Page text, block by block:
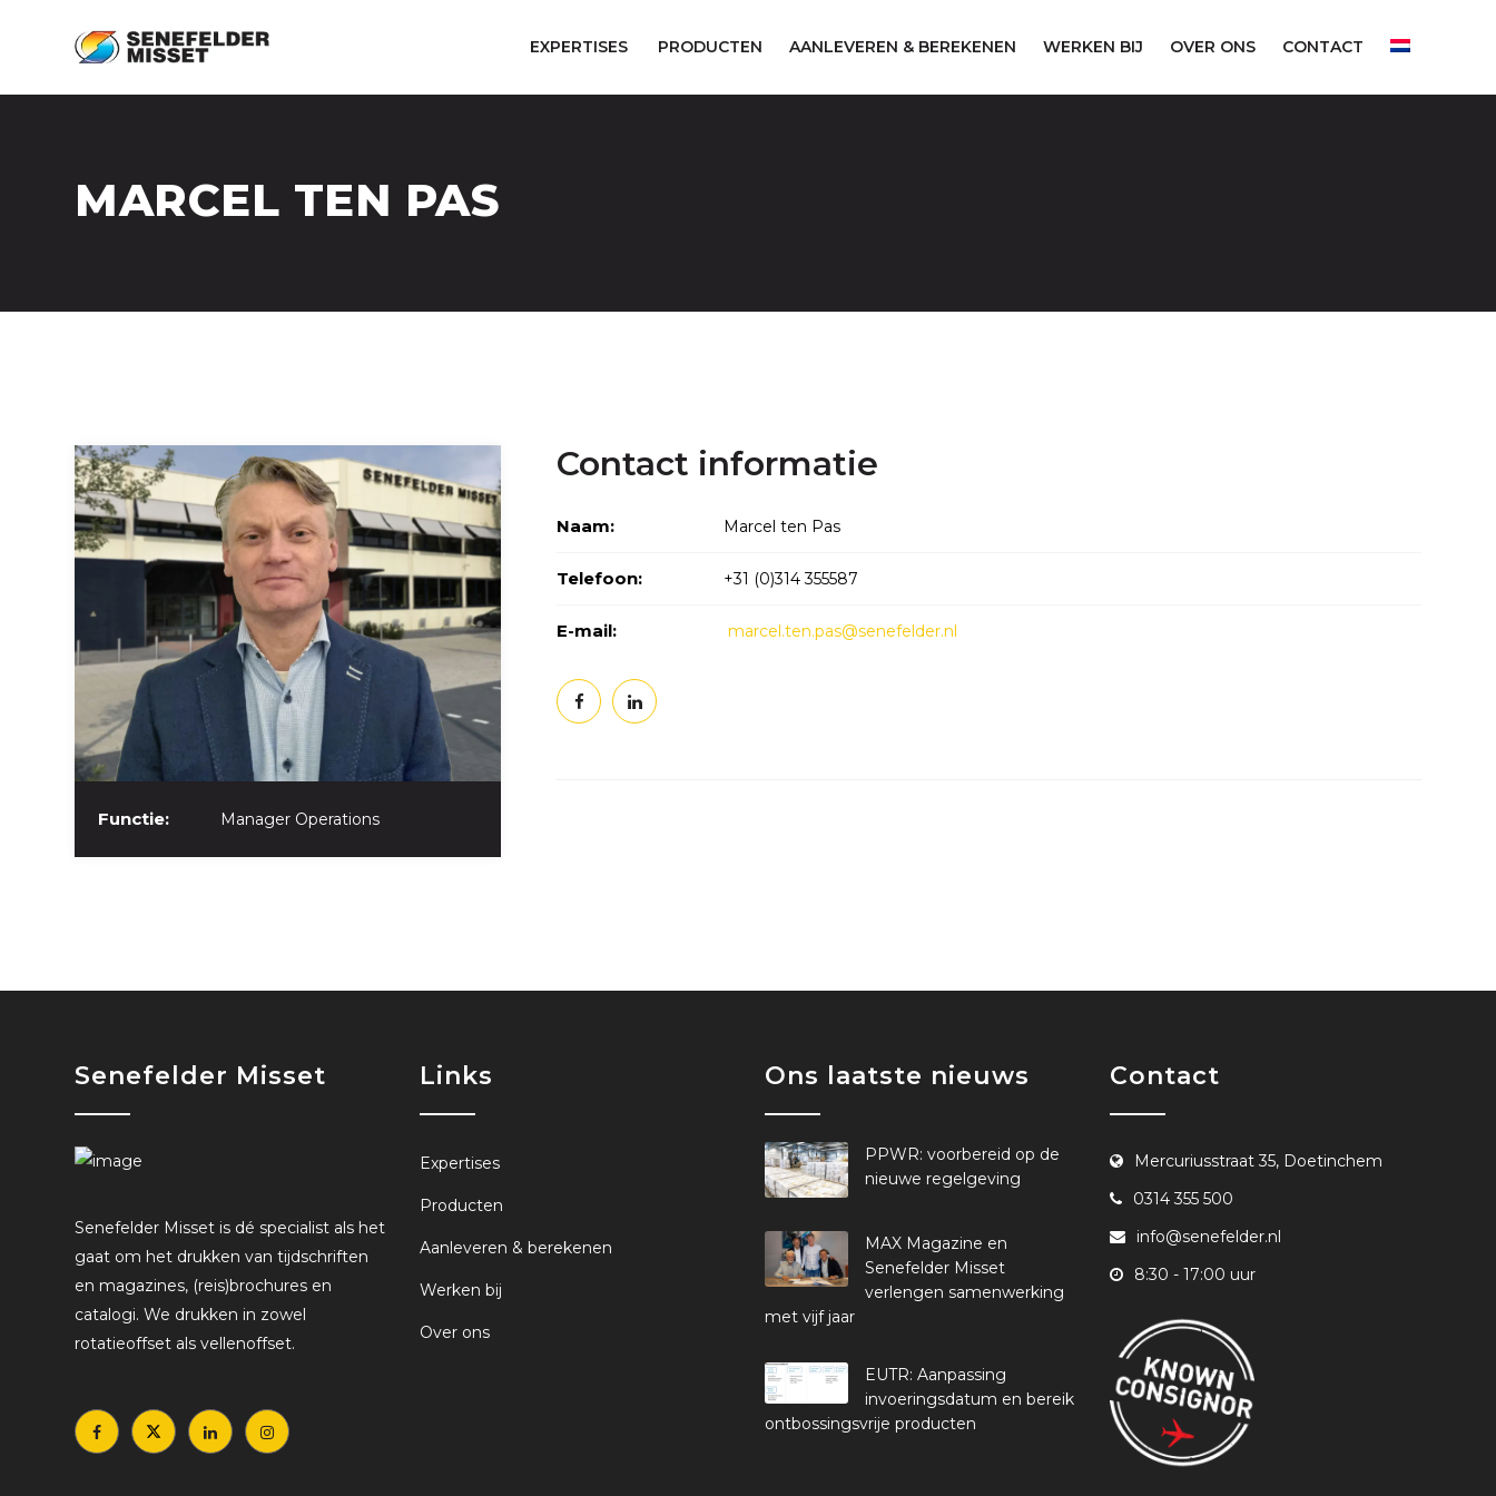
EXPERTISES PRODUCTEN AANLEVEREN & BEREKENEN WERKEN BIJ OVER ONS CONTACT
MARCEL TEN PAS
Functie: Manager Operations
Contact informatie
Naam: Marcel ten Pas
Telefoon: +31 (0)314 355587
E-mail: marcel.ten.pas@senefelder.nl
Senefelder Misset
Senefelder Misset is dé specialist als het
gaat om het drukken van tijdschriften
en magazines, (reis)brochures en
catalogi. We drukken in zowel
rotatieoffset als vellenoffset.
Links
Expertises
Producten
Aanleveren & berekenen
Werken bij
Over ons
Ons laatste nieuws
PPWR: voorbereid op de
nieuwe regelgeving
MAX Magazine en
Senefelder Misset
verlengen samenwerking
met vijf jaar
EUTR: Aanpassing
invoeringsdatum en bereik
ontbossingsvrije producten
Contact
Mercuriusstraat 35, Doetinchem
0314 355 500
info@senefelder.nl
8:30 - 17:00 uur